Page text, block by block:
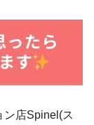
ン店Spinel(ス